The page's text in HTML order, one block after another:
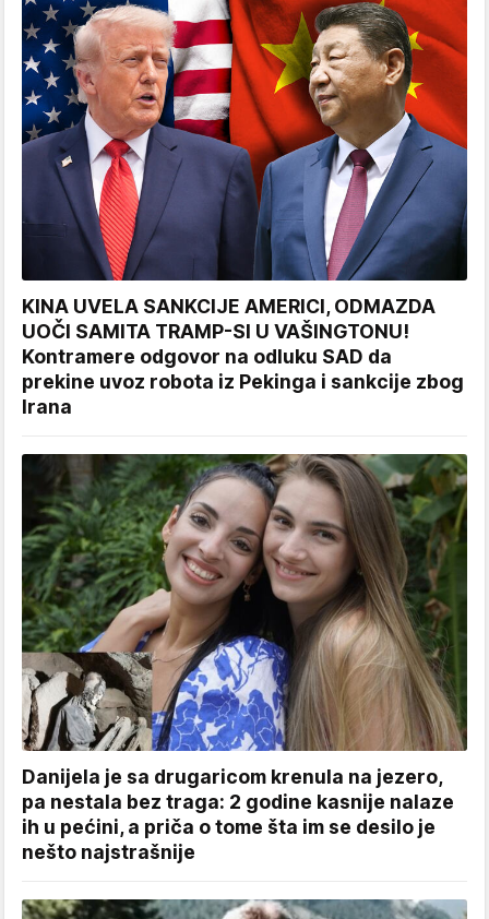
KINA UVELA SANKCIJE AMERICI, ODMAZDA
UOČI SAMITA TRAMP-SI U VAŠINGTONU!
Kontramere odgovor na odluku SAD da
prekine uvoz robota iz Pekinga i sankcije zbog
Irana
Danijela je sa drugaricom krenula na jezero,
pa nestala bez traga: 2 godine kasnije nalaze
ih u pećini, a priča o tome šta im se desilo je
nešto najstrašnije